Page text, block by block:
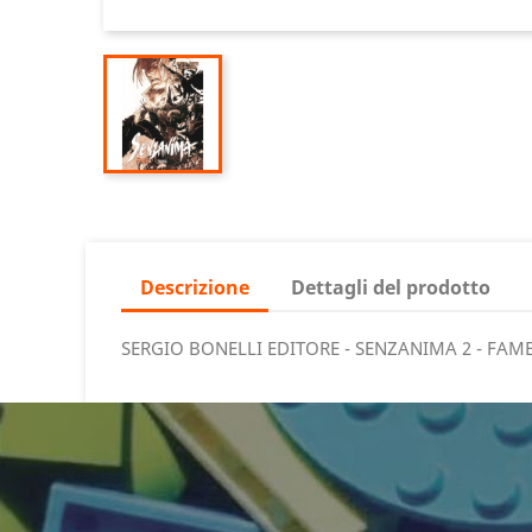
Descrizione Dettagli del prodotto
SERGIO BONELLI EDITORE - SENZANIMA 2 -